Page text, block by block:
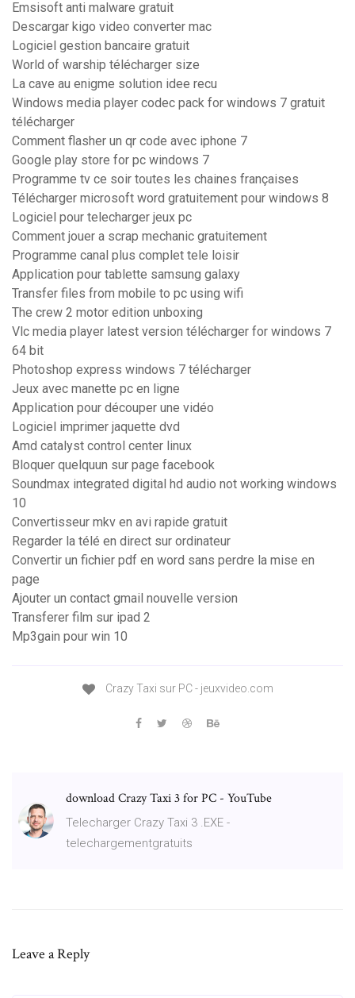
Emsisoft anti malware gratuit
Descargar kigo video converter mac
Logiciel gestion bancaire gratuit
World of warship télécharger size
La cave au enigme solution idee recu
Windows media player codec pack for windows 7 gratuit
télécharger
Comment flasher un qr code avec iphone 7
Google play store for pc windows 7
Programme tv ce soir toutes les chaines françaises
Télécharger microsoft word gratuitement pour windows 8
Logiciel pour telecharger jeux pc
Comment jouer a scrap mechanic gratuitement
Programme canal plus complet tele loisir
Application pour tablette samsung galaxy
Transfer files from mobile to pc using wifi
The crew 2 motor edition unboxing
Vlc media player latest version télécharger for windows 7
64 bit
Photoshop express windows 7 télécharger
Jeux avec manette pc en ligne
Application pour découper une vidéo
Logiciel imprimer jaquette dvd
Amd catalyst control center linux
Bloquer quelquun sur page facebook
Soundmax integrated digital hd audio not working windows
10
Convertisseur mkv en avi rapide gratuit
Regarder la télé en direct sur ordinateur
Convertir un fichier pdf en word sans perdre la mise en
page
Ajouter un contact gmail nouvelle version
Transferer film sur ipad 2
Mp3gain pour win 10
Crazy Taxi sur PC - jeuxvideo.com
download Crazy Taxi 3 for PC - YouTube
Telecharger Crazy Taxi 3 .EXE -
telechargementgratuits
Leave a Reply